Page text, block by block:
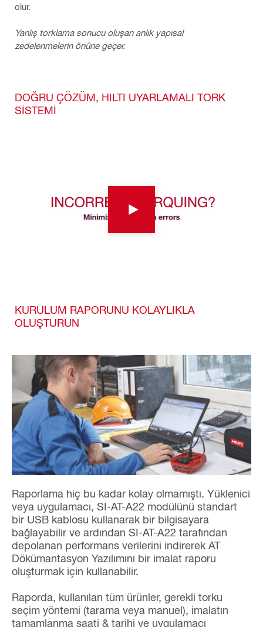
olur.
Yanlış torklama sonucu oluşan anlık yapısal
zedelenmelerin önüne geçer.
DOĞRU ÇÖZÜM, HILTI UYARLAMALI TORK
SİSTEMİ
KURULUM RAPORUNU KOLAYLIKLA
OLUŞTURUN
Raporlama hiç bu kadar kolay olmamıştı. Yüklenici
veya uygulamacı, SI-AT-A22 modülünü standart
bir USB kablosu kullanarak bir bilgisayara
bağlayabilir ve ardından SI-AT-A22 tarafından
depolanan performans verilerini indirerek AT
Dökümantasyon Yazılımını bir imalat raporu
oluşturmak için kullanabilir.
Raporda, kullanılan tüm ürünler, gerekli torku
seçim yöntemi (tarama veya manuel), imalatın
tamamlanma saati & tarihi ve uygulamacı